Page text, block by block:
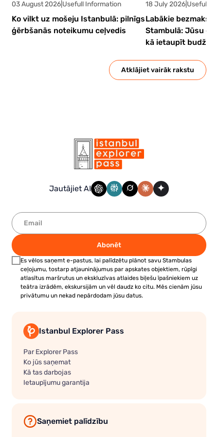
Atklājiet vairāk rakstu
03 August 2026 Usefull Information
Ko vilkt uz mošeju Istanbulā: pilnīgs
ģērbšanās noteikumu ceļvedis
18 July 2026 Usefull
Labākie
Stambulā: Jūsu
kā ietaupīt budžetā
Jautājiet AI
Abonēt
Es vēlos saņemt e-pastus, lai palīdzētu plānot savu Stambulas
ceļojumu, tostarp atjauninājumus par apskates objektiem, rūpīgi
atlasītus maršrutus un ekskluzīvas atlaides biļešu īpašniekiem uz
teātra izrādēm, ekskursijām un vēl daudz ko citu. Mēs cienām jūsu
privātumu un nekad nepārdodam jūsu datus.
Istanbul Explorer Pass
Par Explorer Pass
Ko jūs saņemat
Kā tas darbojas
Ietaupījumu garantija
Saņemiet palīdzību